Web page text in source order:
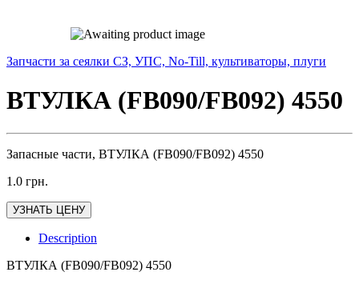
Запчасти за сеялки СЗ, УПС, No-Till, культиваторы, плуги
ВТУЛКА (FB090/FB092) 4550
Запасные части, ВТУЛКА (FB090/FB092) 4550
1.0 грн.
УЗНАТЬ ЦЕНУ
Description
ВТУЛКА (FB090/FB092) 4550